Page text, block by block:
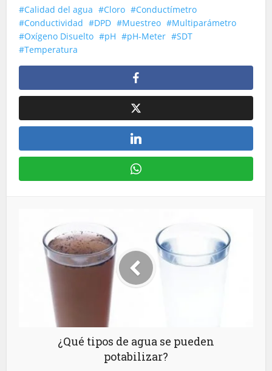
Calidad del agua Cloro
Conductímetro
Conductividad
DPD Muestreo
Multiparámetro
Oxígeno Disuelto
pH pH-Meter
SDT
Temperatura
¿Qué tipos de agua se pueden
potabilizar?